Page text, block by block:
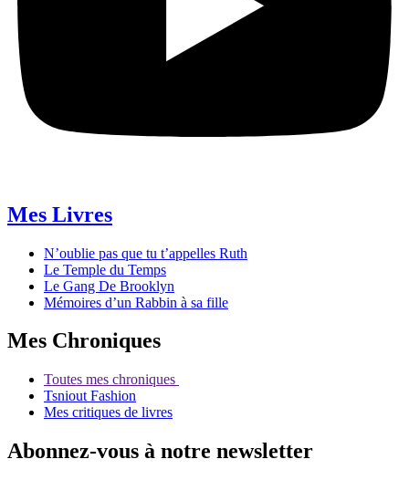
Mes Livres
N’oublie pas que tu t’appelles Ruth
Le Temple du Temps
Le Gang De Brooklyn
Mémoires d’un Rabbin à sa fille
Mes Chroniques
Toutes mes chroniques
Tsniout Fashion
Mes critiques de livres
Abonnez-vous à notre newsletter